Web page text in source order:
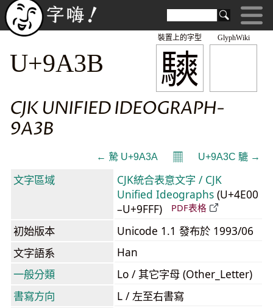
GlyphWiki
騻
裝置上的字型
U+9A3B
CJK UNIFIED IDEOGRAPH-
9A3B
← 騺 U+9A3A 𝄜 U+9A3C 騼 →
文字區域
CJK統合表意文字 / CJK
Unified Ideographs (U+4E00
–U+9FFF)
PDF表格
初始版本
Unicode 1.1 發布於 1993/06
文字語系
Han
一般分類
Lo / 其它字母 (Other_Letter)
書寫方向
L / 左至右書寫